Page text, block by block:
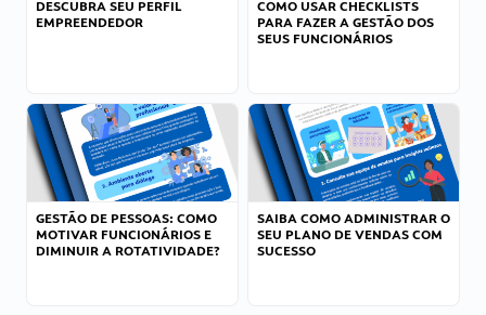
DESCUBRA SEU PERFIL
EMPREENDEDOR
COMO USAR CHECKLISTS
PARA FAZER A GESTÃO DOS
SEUS FUNCIONÁRIOS
GESTÃO DE PESSOAS: COMO
MOTIVAR FUNCIONÁRIOS E
DIMINUIR A ROTATIVIDADE?
SAIBA COMO ADMINISTRAR O
SEU PLANO DE VENDAS COM
SUCESSO